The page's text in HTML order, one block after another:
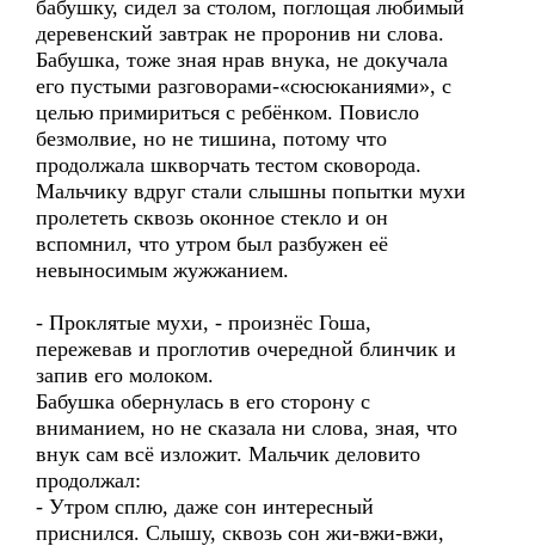
бабушку, сидел за столом, поглощая любимый
деревенский завтрак не проронив ни слова.
Бабушка, тоже зная нрав внука, не докучала
его пустыми разговорами-«сюсюканиями», с
целью примириться с ребёнком. Повисло
безмолвие, но не тишина, потому что
продолжала шкворчать тестом сковорода.
Мальчику вдруг стали слышны попытки мухи
пролететь сквозь оконное стекло и он
вспомнил, что утром был разбужен её
невыносимым жужжанием.
- Проклятые мухи, - произнёс Гоша,
пережевав и проглотив очередной блинчик и
запив его молоком.
Бабушка обернулась в его сторону с
вниманием, но не сказала ни слова, зная, что
внук сам всё изложит. Мальчик деловито
продолжал:
- Утром сплю, даже сон интересный
приснился. Слышу, сквозь сон жи-вжи-вжи,